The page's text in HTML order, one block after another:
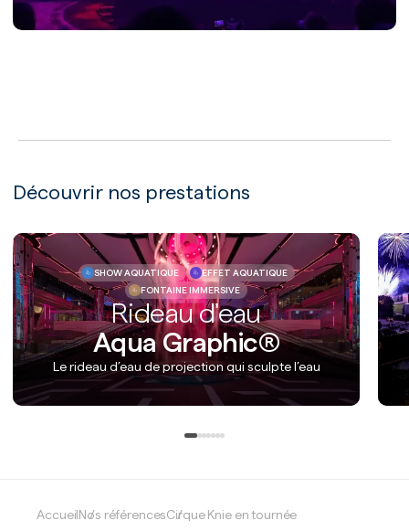
Découvrir nos prestations
SHOW AQUATIQUE
EFFET AQUATIQUE
FONTAINE IMMERSIVE
Rideau d'eau
Aqua Graphic®
Le rideau d’eau de projection qui sculpte l’eau
AccueilNos référencesCirque Knie en tournée